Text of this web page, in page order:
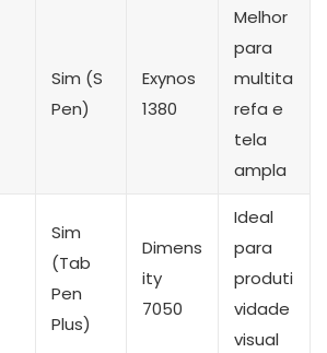
Sim (S
Pen)
Exynos
1380
Melhor
para
multita
refa e
tela
ampla
Sim
(Tab
Pen
Plus)
Dimens
ity
7050
Ideal
para
produti
vidade
visual